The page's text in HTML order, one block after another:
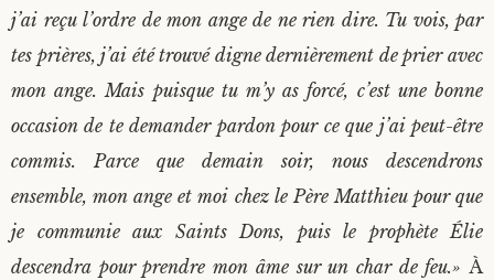
j’ai reçu l’ordre de mon ange de ne rien dire. Tu vois, par
tes prières, j’ai été trouvé digne dernièrement de prier avec
mon ange. Mais puisque tu m’y as forcé, c’est une bonne
occasion de te demander pardon pour ce que j’ai peut-être
commis. Parce que demain soir, nous descendrons
ensemble, mon ange et moi chez le Père Matthieu pour que
je communie aux Saints Dons, puis le prophète Élie
descendra pour prendre mon âme sur un char de feu.» À